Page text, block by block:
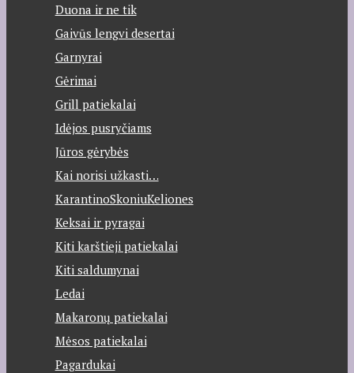
Duona ir ne tik
Gaivūs lengvi desertai
Garnyrai
Gėrimai
Grill patiekalai
Idėjos pusryčiams
Jūros gėrybės
Kai norisi užkasti…
KarantinoSkoniuKeliones
Keksai ir pyragai
Kiti karštieji patiekalai
Kiti saldumynai
Ledai
Makaronų patiekalai
Mėsos patiekalai
Pagardukai